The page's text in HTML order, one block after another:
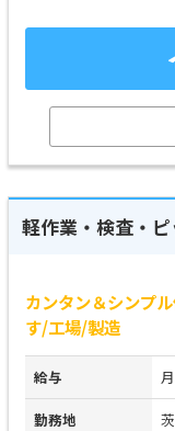
軽作業・検査・
カンタン＆シンプ
す/工場/製造
給与
勤務地